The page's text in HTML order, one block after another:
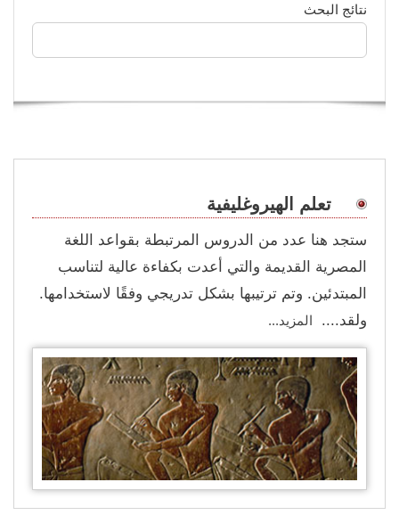
نتائج البحث
تعلم الهيروغليفية
ستجد هنا عدد من الدروس المرتبطة بقواعد اللغة
المصرية القديمة والتي أعدت بكفاءة عالية لتناسب
المبتدئين. وتم ترتيبها بشكل تدريجي وفقًا لاستخدامها.
ولقد....
المزيد...